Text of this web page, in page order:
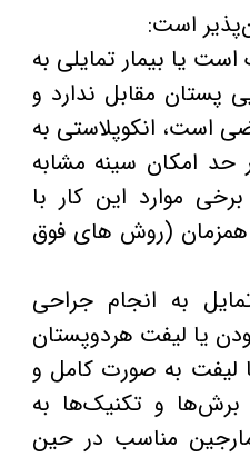
است:
یا بیمار تمایلی به
پستان مقابل ندارد و
است، انکوپلاستی به
امکان سینه مشابه
موارد این کار با
همزمان (روش های فوق
به انجام جراحی
یا لیفت هردوپستان
لیفت به صورت کامل و
و تکنیک‌ها به
مناسب در حین